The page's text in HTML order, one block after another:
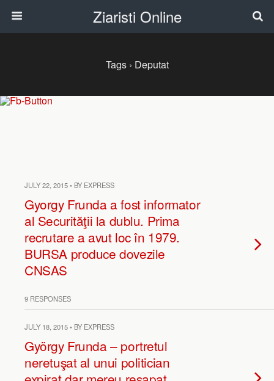
Ziaristi Online
Tags › Deputat
JULY 22, 2015 • BY EXPRESS
Gyorgy Frunda a fost informator
al Securităţii la dublu. Prima
recrutare a avut loc în 1979.
BURSA produce dovezile
CNSAS
9 RESPONSES
JULY 18, 2015 • BY EXPRESS
György Frunda – portretul
neretuşat al unui politician